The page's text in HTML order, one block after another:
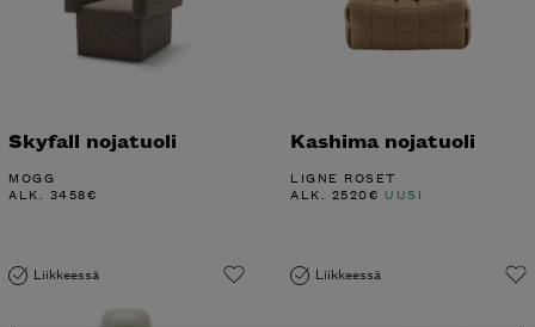
Skyfall nojatuoli
MOGG
ALK. 3458€
Kashima nojatuoli
LIGNE ROSET
ALK. 2520€ UUSI
Liikkeessä Liikkeessä